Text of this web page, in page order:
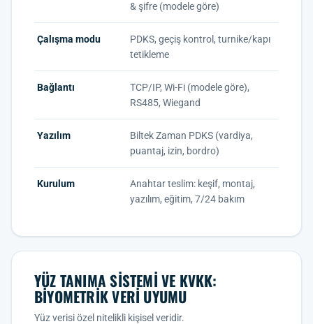
& şifre (modele göre)
Çalışma modu
PDKS, geçiş kontrol, turnike/kapı
tetikleme
Bağlantı
TCP/IP, Wi-Fi (modele göre),
RS485, Wiegand
Yazılım
Biltek Zaman PDKS (vardiya,
puantaj, izin, bordro)
Kurulum
Anahtar teslim: keşif, montaj,
yazılım, eğitim, 7/24 bakım
YÜZ TANIMA SISTEMI VE KVKK:
BIYOMETRIK VERI UYUMU
Yüz verisi özel nitelikli kişisel veridir.